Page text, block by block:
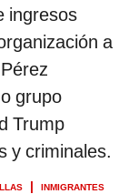
ingresos
a
grupo
Trump
y criminales.
INMIGRANTES